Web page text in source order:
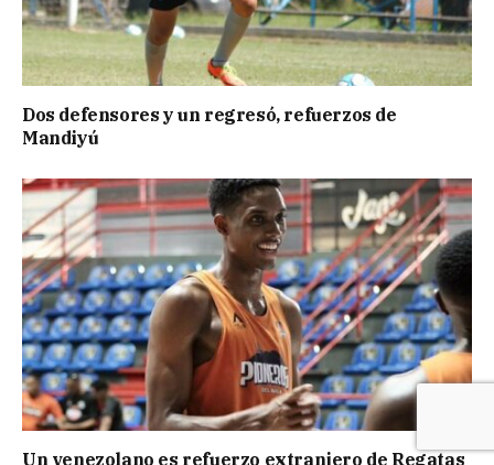
Dos defensores y un regresó, refuerzos de
Mandiyú
Un venezolano es refuerzo extranjero de Regatas